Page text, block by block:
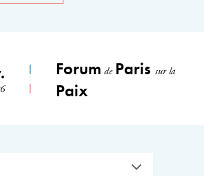
Forum de Parissur la
Paix